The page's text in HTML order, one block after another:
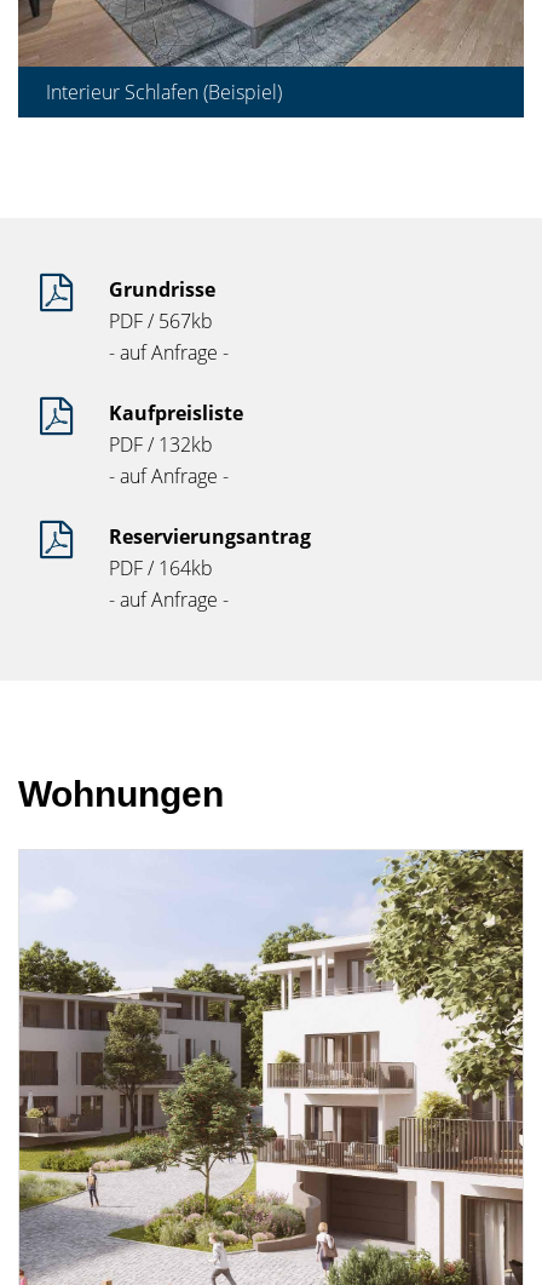
Interieur Schlafen (Beispiel)
Grundrisse
PDF / 567kb
- auf Anfrage -
Kaufpreisliste
PDF / 132kb
- auf Anfrage -
Reservierungsantrag
PDF / 164kb
- auf Anfrage -
Wohnungen